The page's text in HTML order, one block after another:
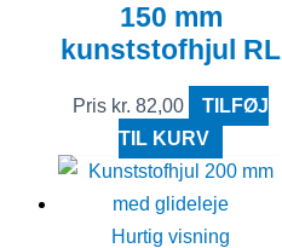
150 mm
kunststofhjul RL
Pris kr. 82,00
TILFØJ
TIL KURV
Hurtig visning